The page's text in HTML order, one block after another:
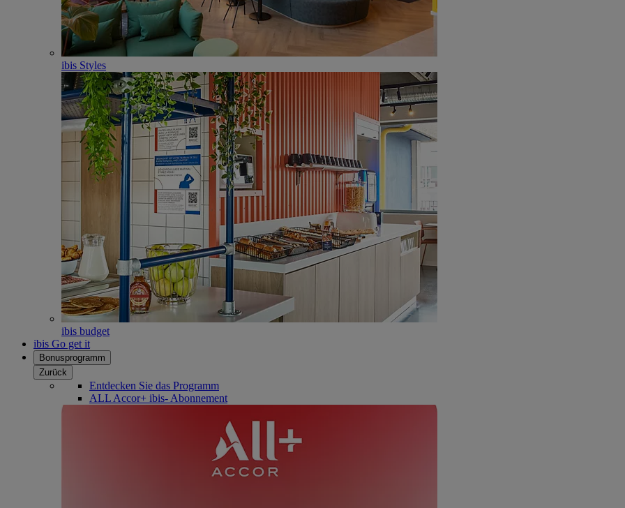
ibis Styles
ibis budget
ibis Go get it
Bonusprogramm
Zurück
Entdecken Sie das Programm
ALL Accor+ ibis- Abonnement